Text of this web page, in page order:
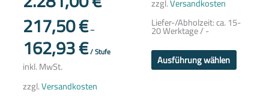
217,50€–
162,93€/Stufe
inkl. MwSt.
zzgl.Versandkosten
Liefer-/Abholzeit:ca. 15-
20 Werktage / -
Ausführung wählen